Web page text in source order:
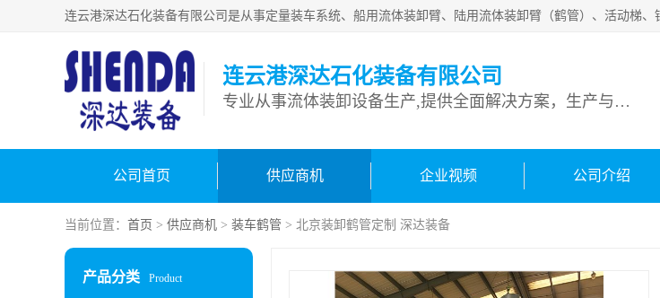
连云港深达石化装备有限公司
专业从事流体装卸设备生产,提供全面解决方案，生产与定制服务
公司首页 供应商机 企业视频 公司介绍
当前位置： 首页 > 供应商机 > 装车鹤管 > 北京装卸鹤管定制 深达装备
产品分类 Product